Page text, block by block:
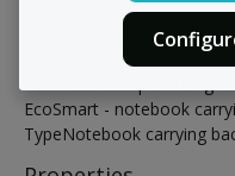
EcoSmart - notebook
TypeNotebook carrying